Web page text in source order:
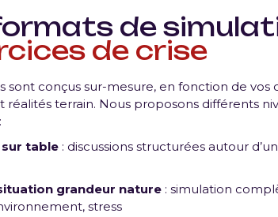
de
de crise
sont conçus sur-mesure, en fonction de vos
réalités terrain. Nous proposons différents
sur table : discussions structurées autour
grandeur nature : simulation
stress